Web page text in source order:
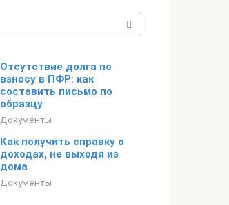
Отсутствие долга по
взносу в ПФР: как
составить письмо по
образцу
Документы
Как получить справку о
доходах, не выходя из
дома
Документы